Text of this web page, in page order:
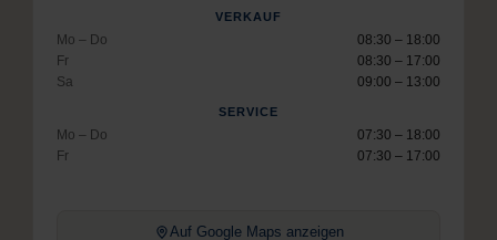
VERKAUF
Mo – Do
08:30 – 18:00
Fr
08:30 – 17:00
Sa
09:00 – 13:00
SERVICE
Mo – Do
07:30 – 18:00
Fr
07:30 – 17:00
Auf Google Maps anzeigen